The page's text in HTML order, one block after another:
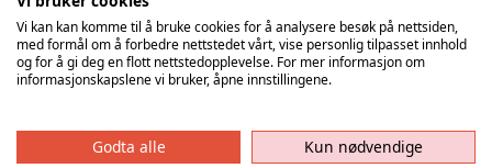
Billetter og sesongkort kjøpes her
Vi kan kan komme til å bruke cookies for å analysere besøk på nettsiden,
med formål om å forbedre nettstedet vårt, vise personlig tilpasset innhold
og for å gi deg en flott nettstedopplevelse. For mer informasjon om
informasjonskapslene vi bruker, åpne innstillingene.
Godta alle Kun nødvendige